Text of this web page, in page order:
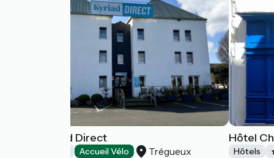
Hôtel Kyriad Direct
Accueil Vélo Trégueux
Hôtel
Hôtels